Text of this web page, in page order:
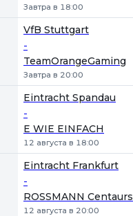
Завтра в 18:00
VfB Stuttgart
-
TeamOrangeGaming
Завтра в 20:00
Eintracht Spandau
-
E WIE EINFACH
12 августа в 18:00
Eintracht Frankfurt
-
ROSSMANN Centaurs
12 августа в 20:00